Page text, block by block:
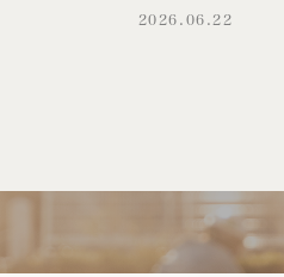
2026.06.22